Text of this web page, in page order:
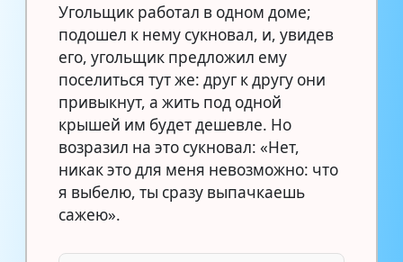
Угольщик работал в одном доме;
подошел к нему сукновал, и, увидев
его, угольщик предложил ему
поселиться тут же: друг к другу они
привыкнут, а жить под одной
крышей им будет дешевле. Но
возразил на это сукновал: «Нет,
никак это для меня невозможно: что
я выбелю, ты сразу выпачкаешь
сажею».